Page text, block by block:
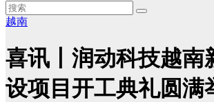
越南
喜讯丨润动科技越南
设项目开工典礼圆满